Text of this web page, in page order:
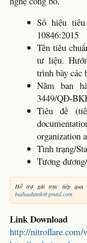
Số hiệu tiêu
10846:2015
Tên tiêu
tư liệu.
trình bày các
Năm ban
3449/QĐ-
Tiêu đề
organization
Tình trạng/
Tương
Hỗ trợ gửi trực tiếp qua
buihuuhanh@gmail.com
Link Download
http://nitroflare.com/